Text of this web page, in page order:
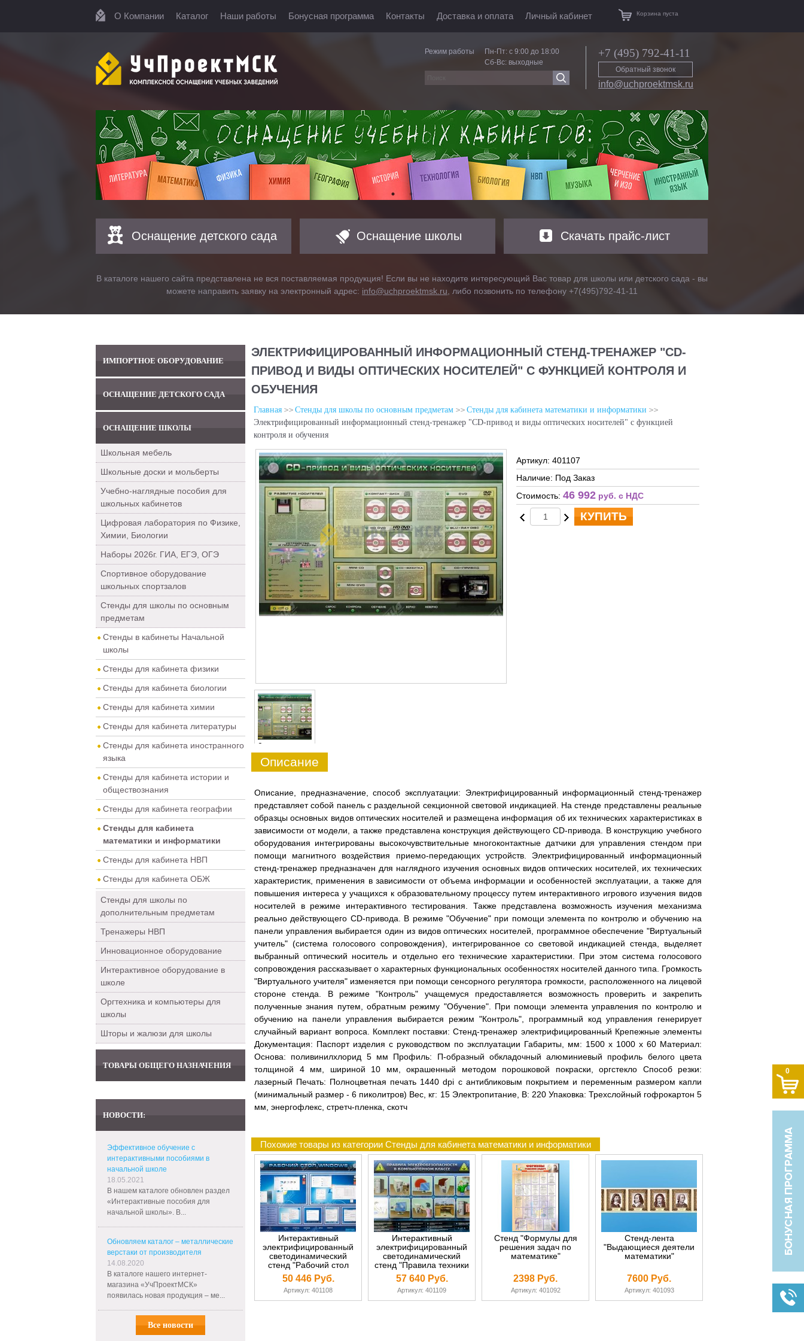
О Компании Каталог Наши работы Бонусная программа Контакты Доставка и оплата Личный кабинет Корзина пуста
Режим работы
Пн-Пт: с 9:00 до 18:00
Сб-Вс: выходные
+7 (495) 792-41-11
Обратный звонок
info@uchproektmsk.ru
Оснащение детского сада Оснащение школы Скачать прайс-лист
В каталоге нашего сайта представлена не вся поставляемая продукция! Если вы не находите интересующий Вас товар для школы или детского сада - вы
можете направить заявку на электронный адрес: info@uchproektmsk.ru , либо позвонить по телефону +7(495)792-41-11
ИМПОРТНОЕ ОБОРУДОВАНИЕ
ОСНАЩЕНИЕ ДЕТСКОГО САДА
ОСНАЩЕНИЕ ШКОЛЫ
Школьная мебель
Школьные доски и мольберты
Учебно-наглядные пособия для
школьных кабинетов
Цифровая лаборатория по Физике,
Химии, Биологии
Наборы 2026г. ГИА, ЕГЭ, ОГЭ
Спортивное оборудование
школьных спортзалов
Стенды для школы по основным
предметам
Стенды в кабинеты Начальной
школы
Стенды для кабинета физики
Стенды для кабинета биологии
Стенды для кабинета химии
Стенды для кабинета литературы
Стенды для кабинета иностранного
языка
Стенды для кабинета истории и
обществознания
Стенды для кабинета географии
Стенды для кабинета
математики и информатики
Стенды для кабинета НВП
Стенды для кабинета ОБЖ
Стенды для школы по
дополнительным предметам
Тренажеры НВП
Инновационное оборудование
Интерактивное оборудование в
школе
Оргтехника и компьютеры для
школы
Шторы и жалюзи для школы
ТОВАРЫ ОБЩЕГО НАЗНАЧЕНИЯ
НОВОСТИ:
Эффективное обучение с
интерактивными пособиями в
начальной школе
18.05.2021
В нашем каталоге обновлен раздел
«Интерактивные пособия для
начальной школы». В...
Обновляем каталог – металлические
верстаки от производителя
14.08.2020
В каталоге нашего интернет-
магазина «УчПроектМСК»
появилась новая продукция – ме...
Все новости
ЭЛЕКТРИФИЦИРОВАННЫЙ ИНФОРМАЦИОННЫЙ СТЕНД-ТРЕНАЖЕР "CD-
ПРИВОД И ВИДЫ ОПТИЧЕСКИХ НОСИТЕЛЕЙ" С ФУНКЦИЕЙ КОНТРОЛЯ И
ОБУЧЕНИЯ
Главная Стенды для школы по основным предметам
Стенды для кабинета математики и информатики
Электрифицированный информационный стенд-тренажер "CD-привод и виды оптических носителей" с функцией
контроля и обучения
0
Артикул: 401107
Наличие: Под Заказ
Стоимость: 46 992 руб. c НДС
КУПИТЬ
Описание
Описание, предназначение, способ эксплуатации: Электрифицированный информационный стенд-тренажер
представляет собой панель с раздельной секционной световой индикацией. На стенде представлены реальные
образцы основных видов оптических носителей и размещена информация об их технических характеристиках в
зависимости от модели, а также представлена конструкция действующего CD-привода. В конструкцию учебного
оборудования интегрированы высокочувствительные многоконтактные датчики для управления стендом при
помощи магнитного воздействия приемо-передающих устройств. Электрифицированный информационный
стенд-тренажер предназначен для наглядного изучения основных видов оптических носителей, их технических
характеристик, применения в зависимости от объема информации и особенностей эксплуатации, а также для
повышения интереса у учащихся к образовательному процессу путем интерактивного игрового изучения видов
носителей в режиме интерактивного тестирования. Также представлена возможность изучения механизма
реально действующего CD-привода. В режиме "Обучение" при помощи элемента по контролю и обучению на
панели управления выбирается один из видов оптических носителей, программное обеспечение "Виртуальный
учитель" (система голосового сопровождения), интегрированное со световой индикацией стенда, выделяет
выбранный оптический носитель и отдельно его технические характеристики. При этом система голосового
сопровождения рассказывает о характерных функциональных особенностях носителей данного типа. Громкость
"Виртуального учителя" изменяется при помощи сенсорного регулятора громкости, расположенного на лицевой
стороне стенда. В режиме "Контроль" учащемуся предоставляется возможность проверить и закрепить
полученные знания путем, обратным режиму "Обучение". При помощи элемента управления по контролю и
обучению на панели управления выбирается режим "Контроль", программный код управления генерирует
случайный вариант вопроса. Комплект поставки: Стенд-тренажер электрифицированный Крепежные элементы
Документация: Паспорт изделия с руководством по эксплуатации Габариты, мм: 1500 х 1000 х 60 Материал:
Основа: поливинилхлорид 5 мм Профиль: П-образный обкладочный алюминиевый профиль белого цвета
толщиной 4 мм, шириной 10 мм, окрашенный методом порошковой покраски, оргстекло Способ резки:
лазерный Печать: Полноцветная печать 1440 dpi с антибликовым покрытием и переменным размером капли
(минимальный размер - 6 пиколитров) Вес, кг: 15 Электропитание, В: 220 Упаковка: Трехслойный гофрокартон 5
мм, энергофлекс, стретч-пленка, скотч
Похожие товары из категории Стенды для кабинета математики и информатики
Интерактивный
электрифицированный
светодинамический
стенд "Рабочий стол
Windows, начало работы"
50 446 Руб.
Артикул: 401108
Интерактивный
электрифицированный
светодинамический
стенд "Правила техники
электробезопасности в
компьютерном классе"
57 640 Руб.
Артикул: 401109
Стенд "Формулы для
решения задач по
математике"
2398 Руб.
Артикул: 401092
Стенд-лента
"Выдающиеся деятели
математики"
7600 Руб.
Артикул: 401093
0